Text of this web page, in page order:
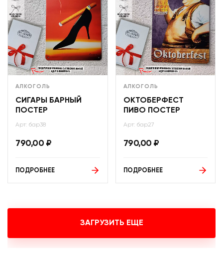
АЛКОГОЛЬ
СИГАРЫ БАРНЫЙ
ПОСТЕР
Арт: бар38
790,00 ₽
ПОДРОБНЕЕ
АЛКОГОЛЬ
ОКТОБЕРФЕСТ
ПИВО ПОСТЕР
Арт: бар27
790,00 ₽
ПОДРОБНЕЕ
ЗАГРУЗИТЬ ЕЩЕ